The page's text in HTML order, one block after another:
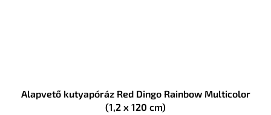
Alapvető kutyapóráz Red Dingo Rainbow Multicolor
(1,2 x 120 cm)